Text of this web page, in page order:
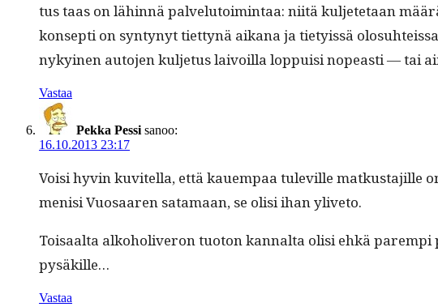
tus taas on lähin­nä palve­lu­toim­intaa: niitä kul­jete­taan
kon­sep­ti on syn­tynyt tiet­tynä aikana ja tietyis­sä
nykyi­nen auto­jen kul­je­tus laivoil­la lop­puisi nopeasti — tai
Vastaa
Pekka Pessi sanoo:
16.10.2013 23:17
Voisi hyvin kuvitel­la, että kauem­paa tuleville matkus­ta­jille
menisi Vuosaaren sata­maan, se olisi ihan yliveto.
Toisaal­ta alko­ho­liv­eron tuo­ton kannal­ta olisi ehkä
pysäkille…
Vastaa